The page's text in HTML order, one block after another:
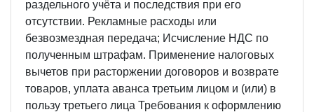
раздельного учёта и последствия при его
отсутствии. Рекламные расходы или
безвозмездная передача; Исчисление НДС по
полученным штрафам. Применение налоговых
вычетов при расторжении договоров и возврате
товаров, уплата аванса третьим лицом и (или) в
пользу третьего лица Требования к оформлению